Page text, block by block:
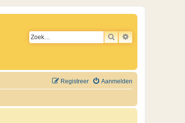
ZOEKUITGEBREID
Aanmelden
Registreer